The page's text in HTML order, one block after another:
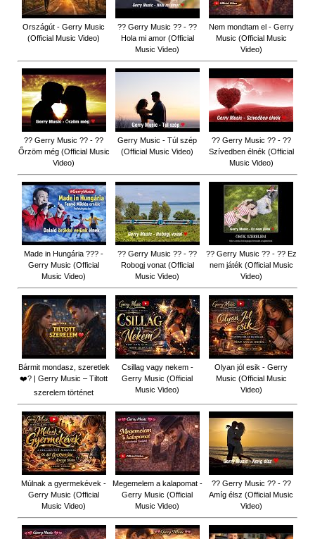
Országút - Gerry Music
(Official Music Video)
?? Gerry Music ?? - ??
Hola mi amor (Official
Music Video)
Nem mondtam el - Gerry
Music (Official Music
Video)
?? Gerry Music ?? - ??
Őrzöm még (Official Music
Video)
Gerry Music - Túl szép
(Official Music Video)
?? Gerry Music ?? - ??
Szívedben élnék (Official
Music Video)
Made in Hungária ??? -
Gerry Music (Official
Music Video)
?? Gerry Music ?? - ??
Robogj vonat (Official
Music Video)
?? Gerry Music ?? - ?? Ez
nem játék (Official Music
Video)
Bármit mondasz, szeretlek
❤️‍? | Gerry Music – Tiltott
szerelem történet
Csillag vagy nekem -
Gerry Music (Official
Music Video)
Olyan jól esik - Gerry
Music (Official Music
Video)
Múlnak a gyermekévek -
Gerry Music (Official
Music Video)
Megemelem a kalapomat -
Gerry Music (Official
Music Video)
?? Gerry Music ?? - ??
Amíg élsz (Official Music
Video)